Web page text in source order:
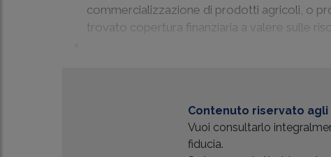
commercializzazione di prodotti agricoli, o
trovato copertura finanziaria a valere sulle
Contenuto riservato agli
Vuoi consultarlo
fiducia.